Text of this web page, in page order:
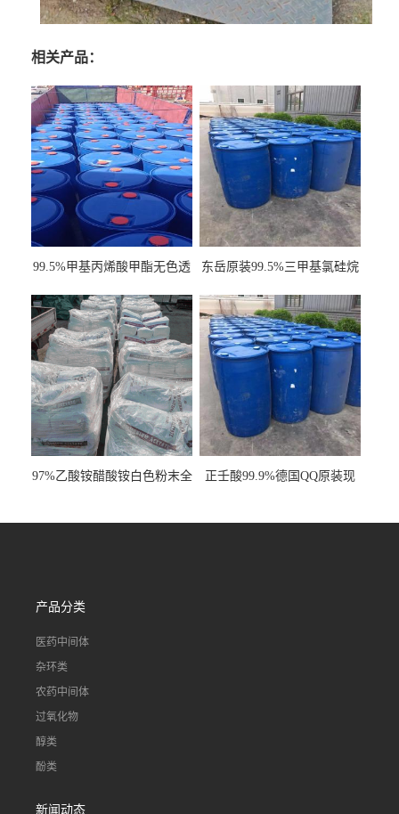
相关产品：
99.5%甲基丙烯酸甲酯无色透
东岳原装99.5%三甲基氯硅烷
97%乙酸铵醋酸铵白色粉末全
正壬酸99.9%德国QQ原装现
产品分类
医药中间体
杂环类
农药中间体
过氧化物
醇类
酚类
新闻动态